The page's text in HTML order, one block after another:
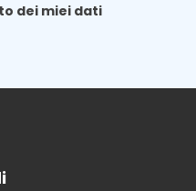
dei miei dati